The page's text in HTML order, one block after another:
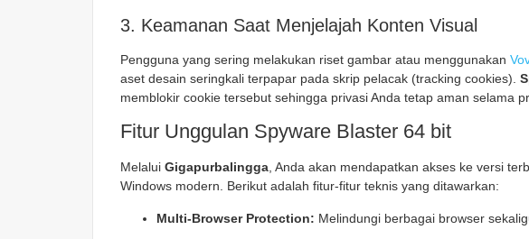
3. Keamanan Saat Menjelajah Konten Visual
Pengguna yang sering melakukan riset gambar atau menggunakan
aset desain seringkali terpapar pada skrip pelacak (tracking cookies).
memblokir cookie tersebut sehingga privasi Anda tetap aman selama
Fitur Unggulan Spyware Blaster 64 bit
Melalui Gigapurbalingga, Anda akan mendapatkan akses ke versi
Windows modern. Berikut adalah fitur-fitur teknis yang ditawarkan:
Multi-Browser Protection: Melindungi berbagai browser